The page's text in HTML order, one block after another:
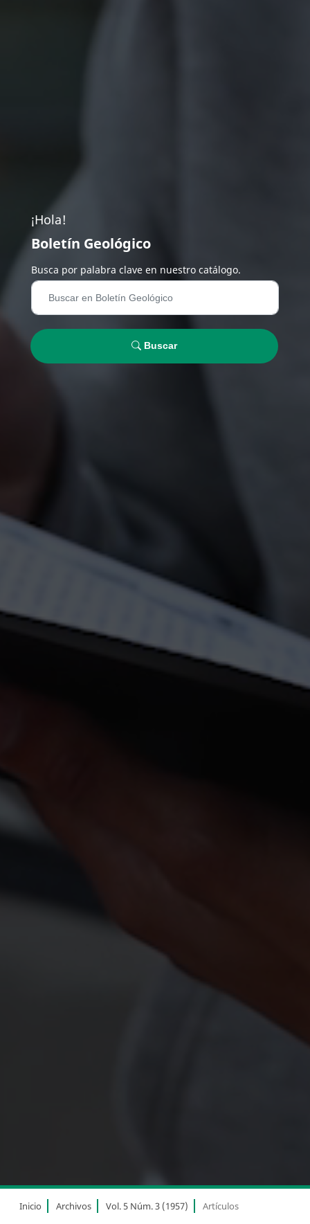
¡Hola!
Boletín Geológico
Busca por palabra clave en nuestro catálogo.
Buscar
Inicio Archivos Vol. 5 Núm. 3 (1957) Artículos